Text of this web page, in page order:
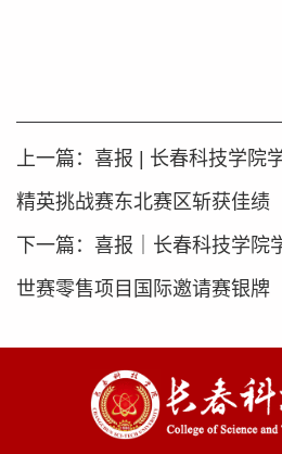
上一篇： 喜报 | 长春科技学院
精英挑战赛东北赛区斩获佳绩
下一篇： 喜报｜长春科技学院
世赛零售项目国际邀请赛银牌